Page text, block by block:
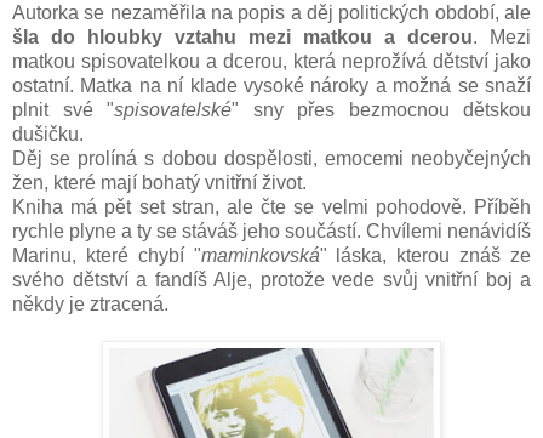
Autorka se nezaměřila na popis a děj politických období, ale
šla do hloubky vztahu mezi matkou a dcerou. Mezi
matkou spisovatelkou a dcerou, která neprožívá dětství jako
ostatní. Matka na ní klade vysoké nároky a možná se snaží
plnit své "spisovatelské" sny přes bezmocnou dětskou
dušičku.
Děj se prolíná s dobou dospělosti, emocemi neobyčejných
žen, které mají bohatý vnitřní život.
Kniha má pět set stran, ale čte se velmi pohodově. Příběh
rychle plyne a ty se stáváš jeho součástí. Chvílemi nenávidíš
Marinu, které chybí "maminkovská" láska, kterou znáš ze
svého dětství a fandíš Alje, protože vede svůj vnitřní boj a
někdy je ztracená.